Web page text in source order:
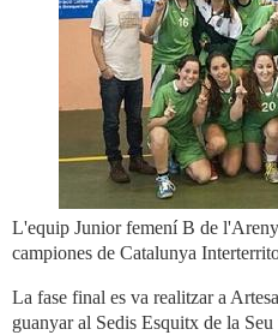
L'equip Junior femení B de
campiones de Catalunya
La fase final es va realitzar a
guanyar al Sedis Esquitx de la